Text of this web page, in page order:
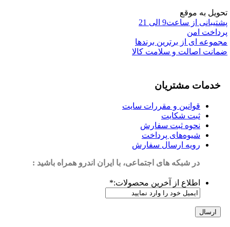
تحویل به موقع
پشتیبانی از ساعت9 الی 21
پرداخت امن
مجموعه ای از برترین برندها
ضمانت اصالت و سلامت کالا
خدمات مشتریان
قوانین و مقررات سایت
ثبت شکایت
نحوه ثبت سفارش
شیوه‌های پرداخت
رویه ارسال سفارش
در شبکه های اجتماعی، با ایران اندرو همراه باشید :
اطلاع از آخرین محصولات:*